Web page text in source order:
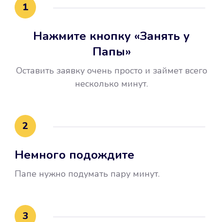
воспользовались бесплатной
это открыло новые возможности в
1
Нажмите кнопку «Занять у
Папы»
Оставить заявку очень просто и займет всего
несколько минут.
2
Немного подождите
Папе нужно подумать пару минут.
3